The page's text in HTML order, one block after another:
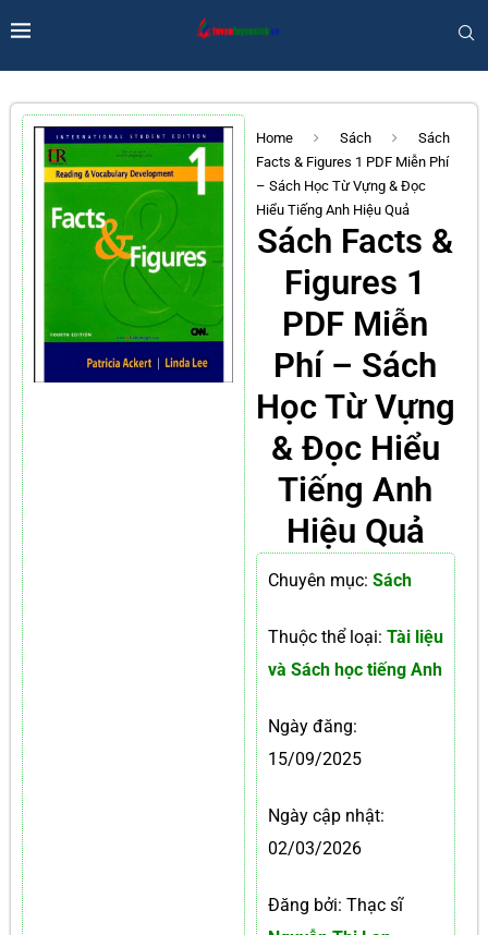
Home Sách
Sách
Facts & Figures 1 PDF Miễn Phí
– Sách Học Từ Vựng & Đọc
Hiểu Tiếng Anh Hiệu Quả
Sách Facts &
Figures 1
PDF Miễn
Phí – Sách
Học Từ Vựng
& Đọc Hiểu
Tiếng Anh
Hiệu Quả
Chuyên mục: Sách
Thuộc thể loại: Tài liệu
và Sách học tiếng Anh
Ngày đăng:
15/09/2025
Ngày cập nhật:
02/03/2026
Đăng bởi: Thạc sĩ